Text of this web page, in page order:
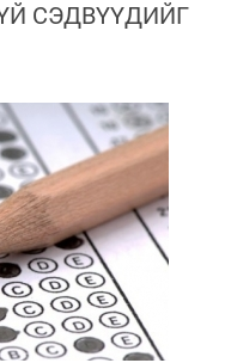
СЭДВҮҮДИЙГ